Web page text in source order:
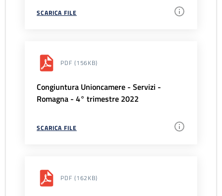
SCARICA FILE
PDF (156KB)
Congiuntura Unioncamere - Servizi -
Romagna - 4° trimestre 2022
SCARICA FILE
PDF (162KB)